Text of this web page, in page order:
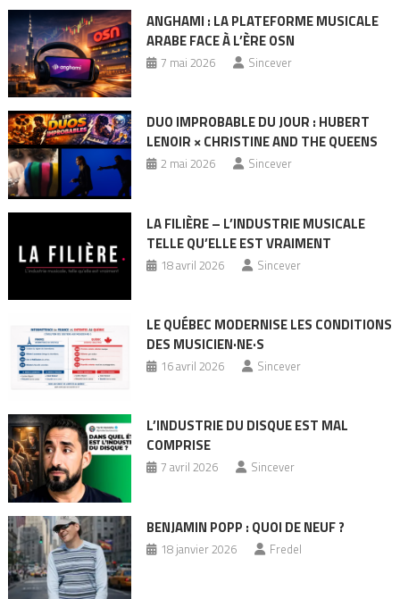
ANGHAMI : LA PLATEFORME MUSICALE
ARABE FACE À L’ÈRE OSN
7 mai 2026 Sincever
DUO IMPROBABLE DU JOUR : HUBERT
LENOIR × CHRISTINE AND THE QUEENS
2 mai 2026 Sincever
LA FILIÈRE – L’INDUSTRIE MUSICALE
TELLE QU’ELLE EST VRAIMENT
18 avril 2026 Sincever
LE QUÉBEC MODERNISE LES CONDITIONS
DES MUSICIEN·NE·S
16 avril 2026 Sincever
L’INDUSTRIE DU DISQUE EST MAL
COMPRISE
7 avril 2026 Sincever
BENJAMIN POPP : QUOI DE NEUF ?
18 janvier 2026 Fredel